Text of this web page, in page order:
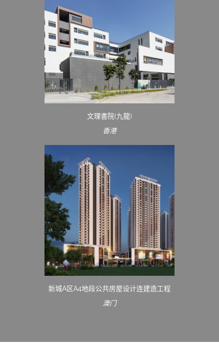
文理書院(九龍)
香港
新城A区A4地段公共房屋设计连建造工程
澳门